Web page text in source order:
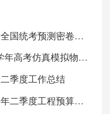
家有关法律法规，不
活动。第四条甲方的
项目进展情况，调整
报告，以便对项目
甲方在合同履行过
营口市2027年高考全国统考预测密卷物理试卷（含答案解析）
宜昌市2026-2027学年高考仿真模拟物理试卷（含答案解析）
季度工作总结
工程造价专员2026年二季度工程预算核算总结